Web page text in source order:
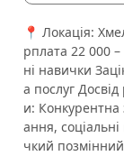
📍 Локація:
рплата 22 000
ні навички
а послуг
и: Конкурентна
ання, соціальні
чкий